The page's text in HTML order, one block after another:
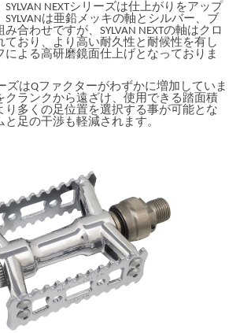
NEXTシリーズは仕上がりをアップ
は亜鉛メッキの軸とシルバー、ブ
合わせですが、SYLVAN NEXTの軸はクロ
ており、より高い耐久性と耐候性を有し
による高研磨鏡面仕上げとなっておりま
ズはQファクターがわずかに増加していま
クランクから遠ざけ、使用できる踏面積
り多くの足位置を選択する事が可能とな
と足の干渉も軽減されます。